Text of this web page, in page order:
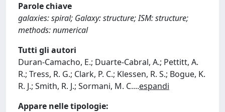
Parole chiave
galaxies: spiral; Galaxy: structure; ISM: structure;
methods: numerical
Tutti gli autori
Duran-Camacho, E.; Duarte-Cabral, A.; Pettitt, A.
R.; Tress, R. G.; Clark, P. C.; Klessen, R. S.; Bogue, K.
R. J.; Smith, R. J.; Sormani, M. C....espandi
Appare nelle tipologie: